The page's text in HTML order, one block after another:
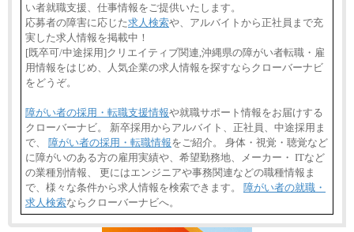
い者就職支援、仕事情報をご提供いたします。
応募者の障害に応じた求人検索や、アルバイトから正社員まで充
実した求人情報を掲載中！
[既卒可/中途採用]クリエイティブ関連,沖縄県の障がい者転職・雇
用情報をはじめ、人気企業の求人情報を探すならクローバーナビ
をどうぞ。
障がい者の採用・転職支援情報や就職サポート情報をお届けする
クローバーナビ。 新卒採用からアルバイト、正社員、中途採用ま
で、 障がい者の採用・転職情報をご紹介。 身体・視覚・聴覚など
に障がいのある方の雇用実績や、希望勤務地、メーカー・ ITなど
の業種別情報、 更にはエンジニアや事務関連などの職種情報ま
で、様々な条件から求人情報を検索できます。 障がい者の就職・
求人検索ならクローバーナビへ。